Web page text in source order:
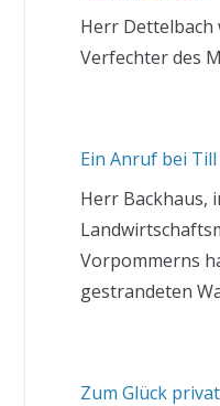
Herr
Verfechter des
Ein Anruf bei
Herr Backhaus,
Vorpommerns
gestrandeten
Zum Glück